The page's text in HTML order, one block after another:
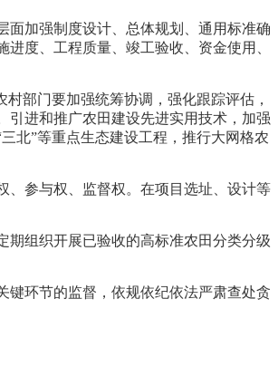
面加强制度设计、总体规划、通用标准确
度、工程质量、竣工验收、资金使用、
部门要加强统筹协调，强化跟踪评估，
引进和推广农田建设先进实用技术，加强
北”等重点生态建设工程，推行大网格农
、参与权、监督权。在项目选址、设计等
期组织开展已验收的高标准农田分类分级
键环节的监督，依规依纪依法严肃查处贪